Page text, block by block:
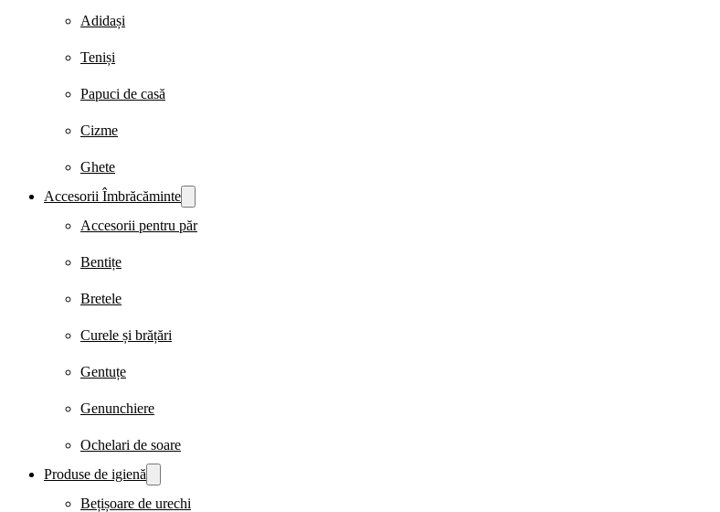
Adidași
Teniși
Papuci de casă
Cizme
Ghete
Accesorii Îmbrăcăminte
Accesorii pentru păr
Bentițe
Bretele
Curele și brățări
Gentuțe
Genunchiere
Ochelari de soare
Produse de igienă
Bețișoare de urechi